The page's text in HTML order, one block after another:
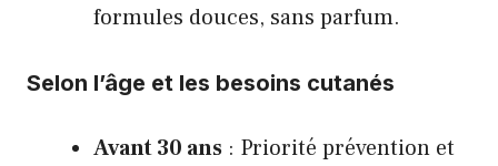
formules douces, sans parfum.
Selon l’âge et les besoins cutanés
Avant 30 ans : Priorité prévention et